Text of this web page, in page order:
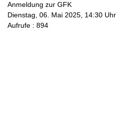
Anmeldung zur GFK
Dienstag, 06. Mai 2025, 14:30 Uhr
Aufrufe : 894